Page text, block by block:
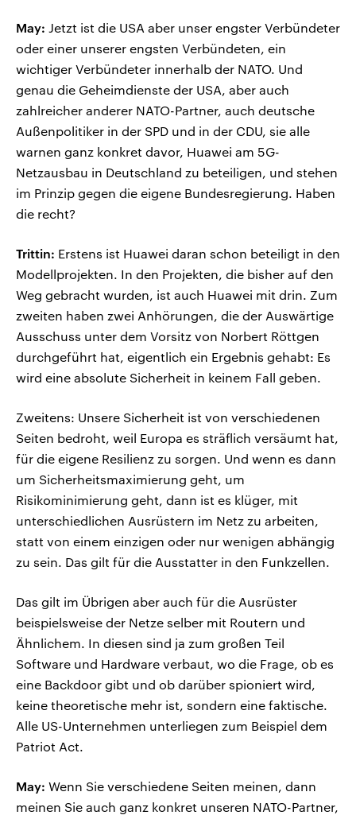
May: Jetzt ist die USA aber unser engster Verbündeter
oder einer unserer engsten Verbündeten, ein
wichtiger Verbündeter innerhalb der NATO. Und
genau die Geheimdienste der USA, aber auch
zahlreicher anderer NATO-Partner, auch deutsche
Außenpolitiker in der SPD und in der CDU, sie alle
warnen ganz konkret davor, Huawei am 5G-
Netzausbau in Deutschland zu beteiligen, und stehen
im Prinzip gegen die eigene Bundesregierung. Haben
die recht?
Trittin: Erstens ist Huawei daran schon beteiligt in den
Modellprojekten. In den Projekten, die bisher auf den
Weg gebracht wurden, ist auch Huawei mit drin. Zum
zweiten haben zwei Anhörungen, die der Auswärtige
Ausschuss unter dem Vorsitz von Norbert Röttgen
durchgeführt hat, eigentlich ein Ergebnis gehabt: Es
wird eine absolute Sicherheit in keinem Fall geben.
Zweitens: Unsere Sicherheit ist von verschiedenen
Seiten bedroht, weil Europa es sträflich versäumt hat,
für die eigene Resilienz zu sorgen. Und wenn es dann
um Sicherheitsmaximierung geht, um
Risikominimierung geht, dann ist es klüger, mit
unterschiedlichen Ausrüstern im Netz zu arbeiten,
statt von einem einzigen oder nur wenigen abhängig
zu sein. Das gilt für die Ausstatter in den Funkzellen.
Das gilt im Übrigen aber auch für die Ausrüster
beispielsweise der Netze selber mit Routern und
Ähnlichem. In diesen sind ja zum großen Teil
Software und Hardware verbaut, wo die Frage, ob es
eine Backdoor gibt und ob darüber spioniert wird,
keine theoretische mehr ist, sondern eine faktische.
Alle US-Unternehmen unterliegen zum Beispiel dem
Patriot Act.
May: Wenn Sie verschiedene Seiten meinen, dann
meinen Sie auch ganz konkret unseren NATO-Partner,